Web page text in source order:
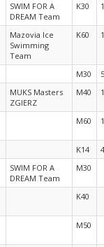
SWIM FOR A
DREAM Team
K30
Mazovia Ice
Swimming
Team
K60 1
M30
5
MUKS Masters
ZGIERZ
M40
M60 1
K14
4
SWIM FOR A
DREAM Team
M30
K40
M50